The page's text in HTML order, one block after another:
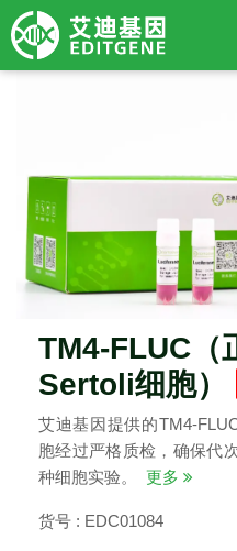
TM4-FLUC（
Sertoli细胞）
艾迪基因提供的TM4-
胞经过严格质检，确保代
种细胞实验。
更多
货号 : EDC01084